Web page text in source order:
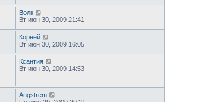
Волк
Вт июн 30, 2009 21:41
Корней
Вт июн 30, 2009 16:05
Ксантия
Вт июн 30, 2009 14:53
Angstrem